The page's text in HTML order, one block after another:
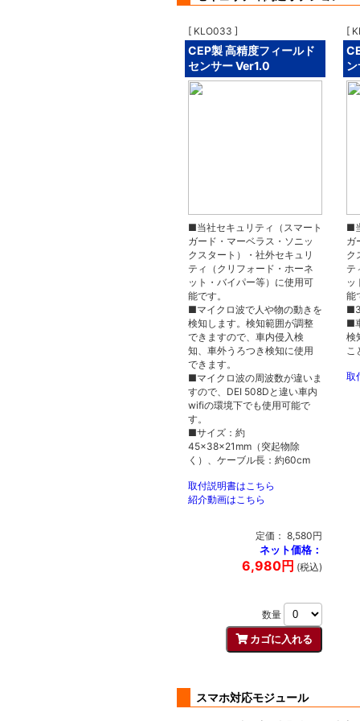
[ KLO033 ]
CEP製 高精度フィールド
センサー Ver1.0
■当社セキュリティ（スマート
ガード・マーベラス・ソニッ
クスタート）・社外セキュリ
ティ（クリフォード・ホーネ
ット・バイパー等）に使用可
能です。
■マイクロ波で人や物の動きを
検知します。検知範囲が調整
できますので、車内侵入検
知、車外うろつき検知に使用
できます。
■マイクロ波の周波数が違いま
すので、DEI 508Dと違い車内
wifiの環境下でも使用可能で
す。
■サイズ：約
45×38×21mm（突起物除
く）、ケーブル長：約60cm
取付説明書はこちら
紹介動画はこちら
定価： 8,580円
ネット価格：
6,980円 (税込)
数量
[
■
ガ
ク
テ
ッ
能
■
検
こ
取
スマホ対応モジュール